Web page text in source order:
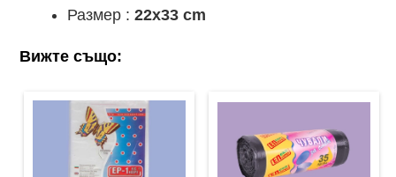
Размер : 22x33 cm
Вижте също: